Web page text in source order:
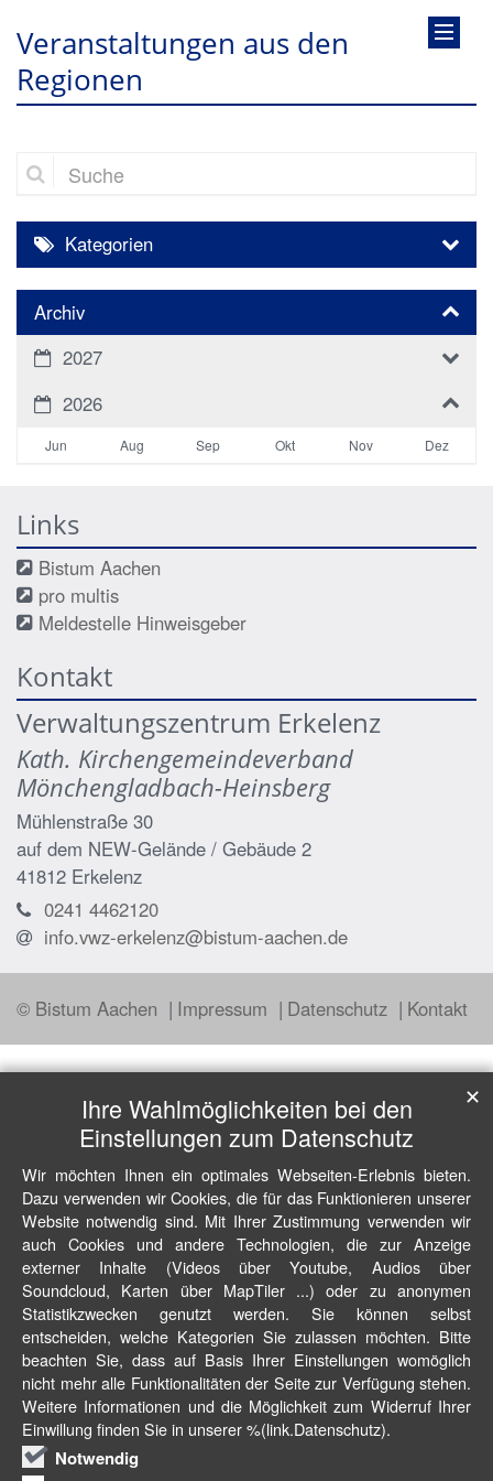
Veranstaltungen aus den
Regionen
Suche
Kategorien
Archiv
2027
2026
Jun Aug Sep Okt Nov Dez
Links
Bistum Aachen
pro multis
Meldestelle Hinweisgeber
Kontakt
Verwaltungszentrum Erkelenz
Kath. Kirchengemeindeverband
Mönchengladbach-Heinsberg
Mühlenstraße 30
auf dem NEW-Gelände / Gebäude 2
41812 Erkelenz
0241 4462120
info.vwz-erkelenz@bistum-aachen.de
© Bistum Aachen Impressum Datenschutz Kontakt
Ihre Wahlmöglichkeiten bei den
Einstellungen zum Datenschutz
Wir möchten Ihnen ein optimales Webseiten-Erlebnis bieten.
Dazu verwenden wir Cookies, die für das Funktionieren unserer
Website notwendig sind. Mit Ihrer Zustimmung verwenden wir
auch Cookies und andere Technologien, die zur Anzeige
externer Inhalte (Videos über Youtube, Audios über
Soundcloud, Karten über MapTiler ...) oder zu anonymen
Statistikzwecken genutzt werden. Sie können selbst
entscheiden, welche Kategorien Sie zulassen möchten. Bitte
beachten Sie, dass auf Basis Ihrer Einstellungen womöglich
nicht mehr alle Funktionalitäten der Seite zur Verfügung stehen.
Weitere Informationen und die Möglichkeit zum Widerruf Ihrer
Einwillung finden Sie in unserer %(link.Datenschutz).
Notwendig
✕